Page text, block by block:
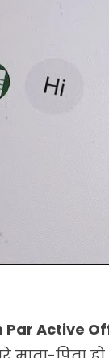
Active